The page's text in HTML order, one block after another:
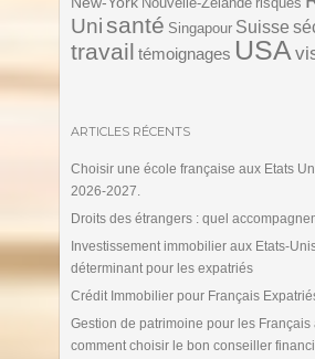
Unisanté Singapour Suisse
travail témoignages USA
ARTICLES RÉCENTS
Choisir une école française aux Etats
2026-2027.
Droits des étrangers : quel
Investissement immobilier aux Etats-
déterminant pour les expatriés
Crédit Immobilier pour Français
Gestion de patrimoine pour les Français
comment choisir le bon conseiller